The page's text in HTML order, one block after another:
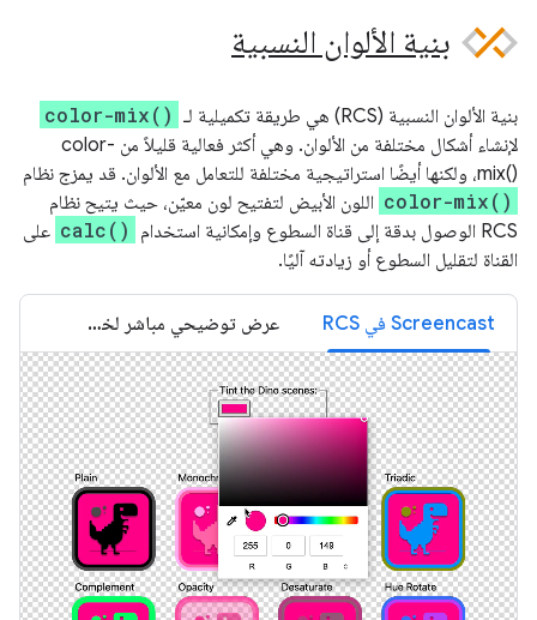
بنية الألوان النسبية
بنية الألوان النسبية (RCS) هي طريقة تكميلية لـ color-mix()
لإنشاء أشكال مختلفة من الألوان. وهي أكثر فعالية قليلاً من color-
mix()‎، ولكنها أيضًا استراتيجية مختلفة للتعامل مع الألوان. قد يمزج نظام
color-mix() اللون الأبيض لتفتيح لون معيّن، حيث يتيح نظام
RCS الوصول بدقة إلى قناة السطوع وإمكانية استخدام
calc() على
القناة لتقليل السطوع أو زيادته آليًا.
‫Screencast في RCS عرض توضيحي مباشر لخدمات الاتصالات التفاعلية (RCS)